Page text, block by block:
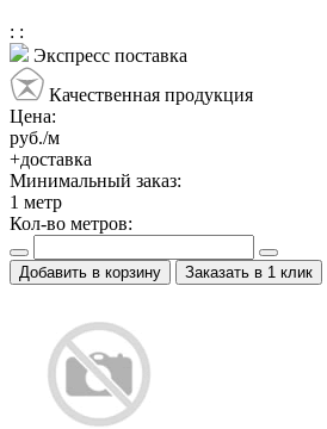
: :
Экспресс поставка
Качественная продукция
Цена:
руб./м
+доставка
Минимальный заказ:
1 метр
Кол-во метров:
Добавить в корзину Заказать в 1 клик